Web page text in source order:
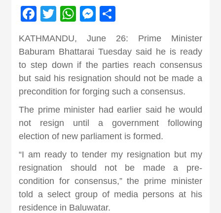
news in hindi
from
news,
khabar
Facebook
TwitterWhatsApp
Messenger
KATHMANDU, June 26: Prime Minister
Baburam Bhattarai Tuesday said he is ready
to step down if the parties reach consensus
but said his resignation should not be made a
precondition for forging such a consensus.
The prime minister had earlier said he would
not resign until a government following
election of new parliament is formed.
“I am ready to tender my resignation but my
resignation should not be made a pre-
condition for consensus,” the prime minister
told a select group of media persons at his
residence in Baluwatar.